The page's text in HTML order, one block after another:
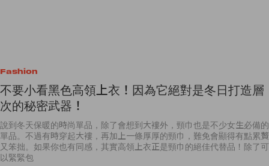
Fashion
不要小看黑色高領上衣！因為它絕對是冬日打造層
次的秘密武器！
說到冬天保暖的時尚單品，除了會想到大褸外，頸巾也是不少女生必備的
單品。不過有時穿起大褸，再加上一條厚厚的頸巾，難免會顯得有點累贅
又笨拙。如果你也有同感，其實高領上衣正是頸巾的絕佳代替品！除了可
以緊緊包